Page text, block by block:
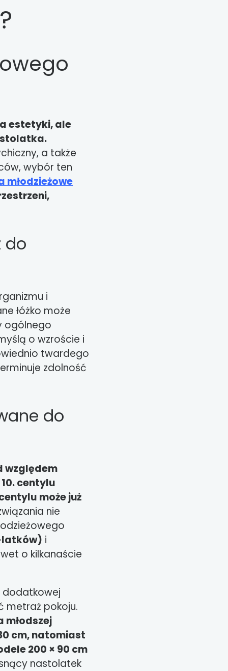
estetyki, ale
a także
wybór ten
młodzieżowe
do
i
łóżko może
ogólnego
o wzroście i
twardego
zdolność
do
względem
10. centylu
może już
nie
latków) i
o kilkanaście
dodatkowej
metraż pokoju.
młodszej
cm, natomiast
200 × 90 cm
nastolatek